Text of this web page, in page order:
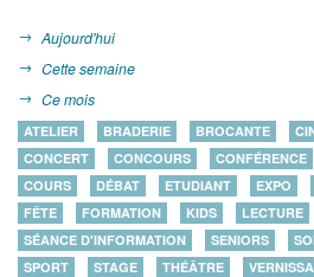
Aujourd'hui
Cette semaine
Ce mois
ATELIER BRADERIE BROCANTE
CONCERT
CONCOURS CONFÉRENCE
COURS
DÉBAT ETUDIANT EXPO
FÊTE
FORMATION KIDS LECTURE
SÉANCE D'INFORMATION
SENIORS
SPORT
STAGE THÉÂTRE